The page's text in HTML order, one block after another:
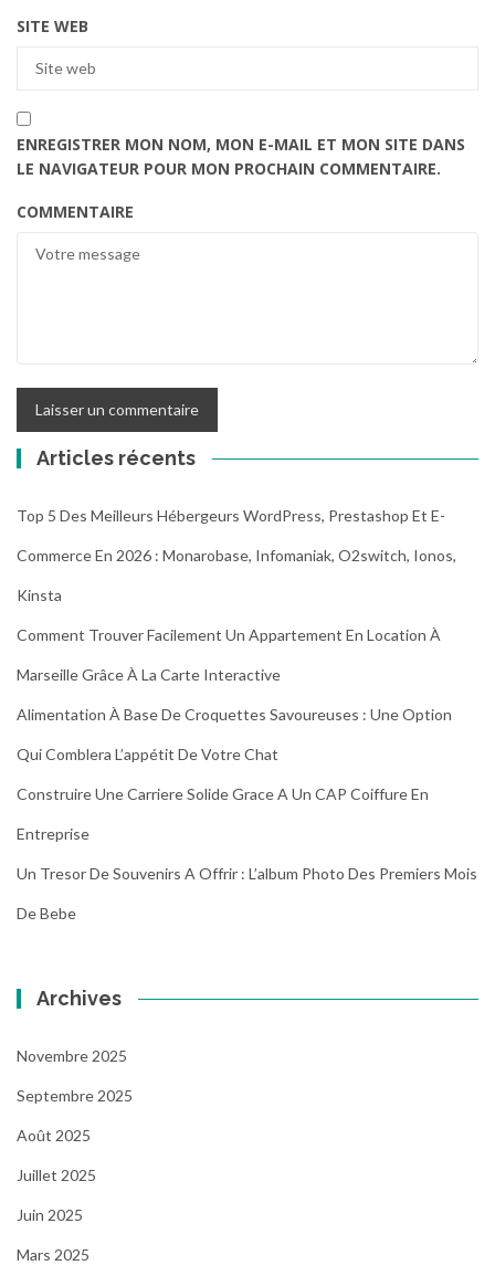
SITE WEB
ENREGISTRER MON NOM, MON E-MAIL ET MON SITE DANS
LE NAVIGATEUR POUR MON PROCHAIN COMMENTAIRE.
COMMENTAIRE
Articles récents
Top 5 Des Meilleurs Hébergeurs WordPress, Prestashop Et E-
Commerce En 2026 : Monarobase, Infomaniak, O2switch, Ionos,
Kinsta
Comment Trouver Facilement Un Appartement En Location À
Marseille Grâce À La Carte Interactive
Alimentation À Base De Croquettes Savoureuses : Une Option
Qui Comblera L’appétit De Votre Chat
Construire Une Carriere Solide Grace A Un CAP Coiffure En
Entreprise
Un Tresor De Souvenirs A Offrir : L’album Photo Des Premiers Mois
De Bebe
Archives
Novembre 2025
Septembre 2025
Août 2025
Juillet 2025
Juin 2025
Mars 2025